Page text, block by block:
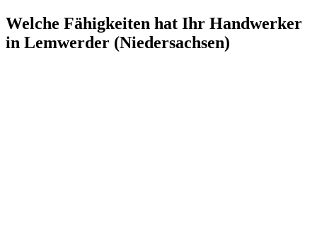
Welche Fähigkeiten hat Ihr Handwerker
in Lemwerder (Niedersachsen)